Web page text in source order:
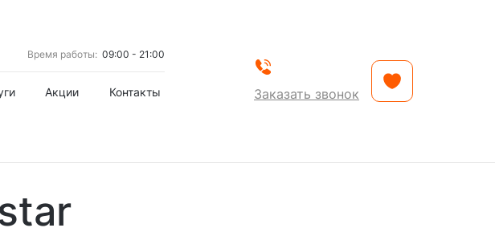
Время работы: 09:00 - 21:00
Акции Контакты Заказать звонок